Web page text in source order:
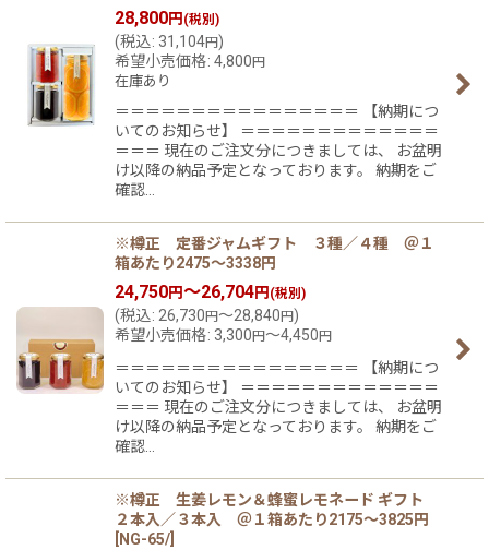
28,800円 (税別)
(税込: 31,104円 )
希望小売価格: 4,800 円
在庫あり
＝＝＝＝＝＝＝＝＝＝＝＝＝＝＝＝ 【納期につ
いてのお知らせ】 ＝＝＝＝＝＝＝＝＝＝＝＝＝
＝＝＝ 現在のご注文分につきましては、 お盆明
け以降の納品予定となっております。 納期をご
確認…
※樽正 定番ジャムギフト ３種／４種 ＠１
箱あたり2475〜3338円
24,750円～26,704円 (税別)
(税込: 26,730 円 ～28,840 円 )
希望小売価格: 3,300 円 ～4,450 円
＝＝＝＝＝＝＝＝＝＝＝＝＝＝＝＝ 【納期につ
いてのお知らせ】 ＝＝＝＝＝＝＝＝＝＝＝＝＝
＝＝＝ 現在のご注文分につきましては、 お盆明
け以降の納品予定となっております。 納期をご
確認…
※樽正 生姜レモン＆蜂蜜レモネード ギフト
２本入／３本入 ＠１箱あたり2175〜3825円
NG-65/